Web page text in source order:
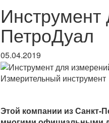
ПетроДуал
05.04.2019
Измерительный инструмент
Этой компании из Санкт-